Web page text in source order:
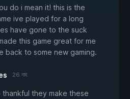
do i mean it! this is the
ive played for a long
have gone to the suck
this game great for me
back to some new gaming.
26 नव.
thankful they make these